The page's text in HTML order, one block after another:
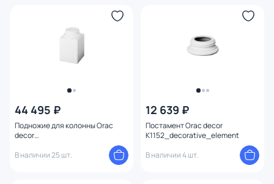
44 495 ₽
Подножие для колонны Orac
decor
В наличии 25 шт.
12 639 ₽
Постамент Orac decor
K1152_decorative_element
В наличии 4 шт.